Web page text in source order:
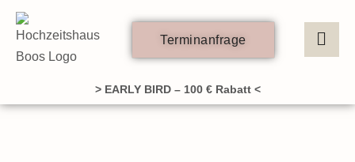
Zum
Inhalt
springen
Terminanfrage
> EARLY BIRD – 100 € Rabatt <